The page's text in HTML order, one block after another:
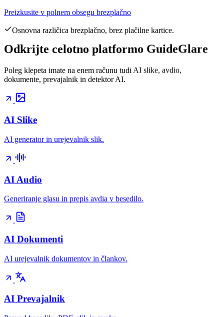
Preizkusite v polnem obsegu brezplačno
Osnovna različica brezplačno, brez plačilne kartice.
Odkrijte celotno platformo GuideGlare
Poleg klepeta imate na enem računu tudi AI slike, avdio,
dokumente, prevajalnik in detektor AI.
AI Slike
AI generator in urejevalnik slik.
AI Audio
Generiranje glasu in prepis avdia v besedilo.
AI Dokumenti
AI urejevalnik dokumentov in člankov.
AI Prevajalnik